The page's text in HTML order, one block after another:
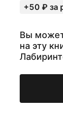
+50 ₽ за
Вы
на эту